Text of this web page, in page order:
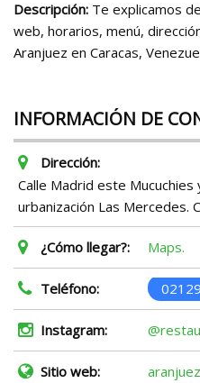
Descripción: Te explicamos
web, horarios, menú,
Aranjuez en Caracas,
INFORMACIÓN DE
Dirección:
Calle Madrid este
urbanización Las Mercedes.
¿Cómo llegar?: Maps.
Teléfono:
Instagram:
Sitio web: